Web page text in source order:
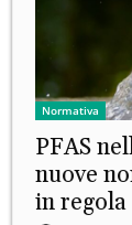
Normativa
PFAS
nuove
in regola